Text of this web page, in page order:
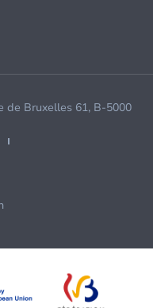
de Bruxelles 61, B-5000